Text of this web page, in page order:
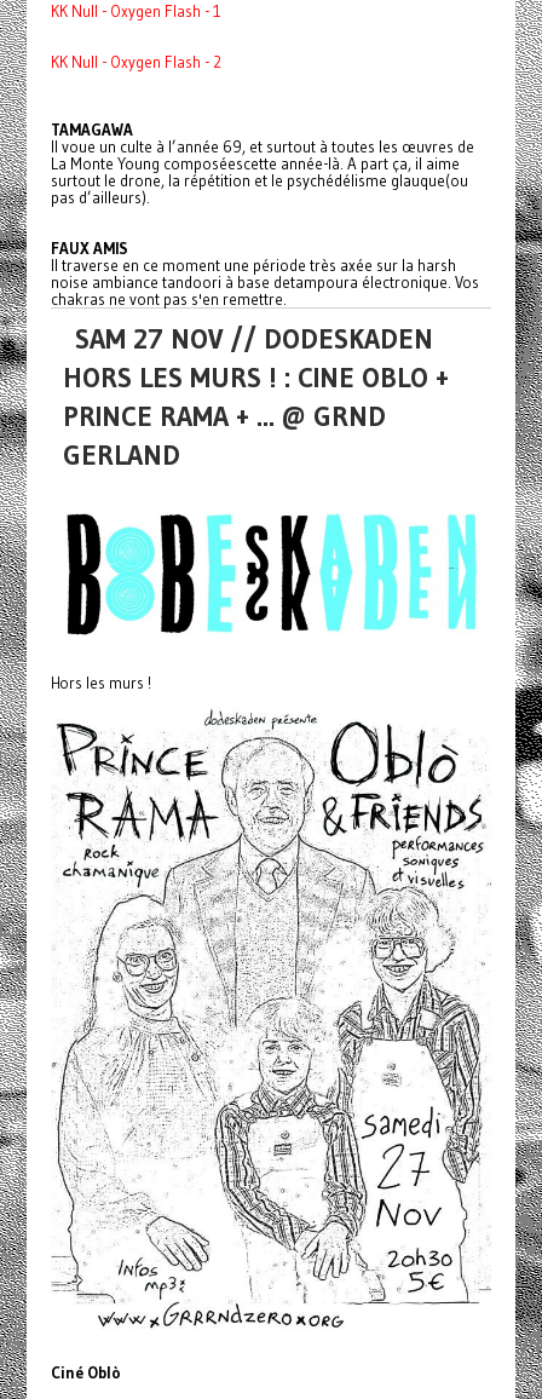
KK Null - Oxygen Flash - 1
KK Null - Oxygen Flash - 2
TAMAGAWA
Il voue un culte à l’année 69, et surtout à toutes les œuvres de
La Monte Young composéescette année-là. A part ça, il aime
surtout le drone, la répétition et le psychédélisme glauque(ou
pas d’ailleurs).
FAUX AMIS
Il traverse en ce moment une période très axée sur la harsh
noise ambiance tandoori à base detampoura électronique. Vos
chakras ne vont pas s'en remettre.
SAM 27 NOV // DODESKADEN
HORS LES MURS ! : CINE OBLO +
PRINCE RAMA + ... @ GRND
GERLAND
Hors les murs !
Ciné Oblò